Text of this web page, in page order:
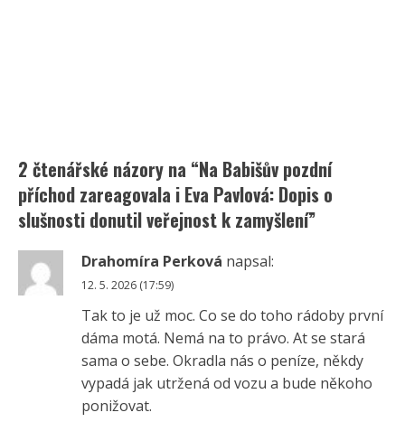
2 čtenářské názory na “Na Babišův pozdní
příchod zareagovala i Eva Pavlová: Dopis o
slušnosti donutil veřejnost k zamyšlení”
Drahomíra Perková napsal:
12. 5. 2026 (17:59)
Tak to je už moc. Co se do toho rádoby první
dáma motá. Nemá na to právo. At se stará
sama o sebe. Okradla nás o peníze, někdy
vypadá jak utržená od vozu a bude někoho
ponižovat.